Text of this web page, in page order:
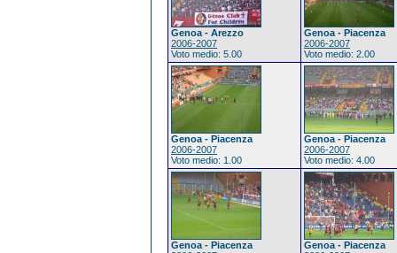
Genoa - Arezzo
2006-2007
Voto medio: 5.00
Genoa - Piacenza
2006-2007
Voto medio: 2.00
Genoa - Piacenza
2006-2007
Voto medio: 1.00
Genoa - Piacenza
2006-2007
Voto medio: 4.00
Genoa - Piacenza
Genoa - Piacenza